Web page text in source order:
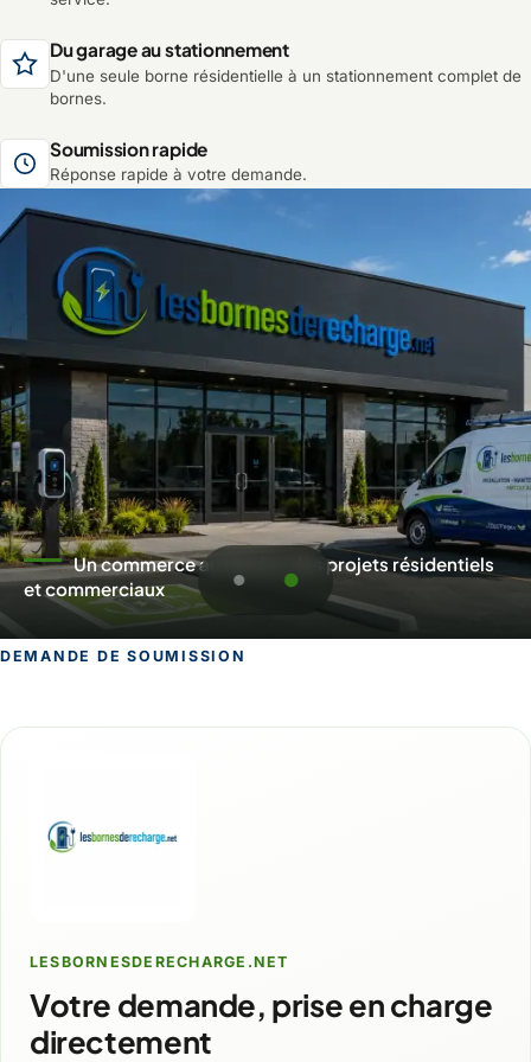
Du garage au stationnement
D'une seule borne résidentielle à un stationnement complet de
bornes.
Soumission rapide
Réponse rapide à votre demande.
Un commerce au service des projets résidentiels
et commerciaux
DEMANDE DE SOUMISSION
LESBORNESDERECHARGE.NET
Votre demande, prise en charge
directement